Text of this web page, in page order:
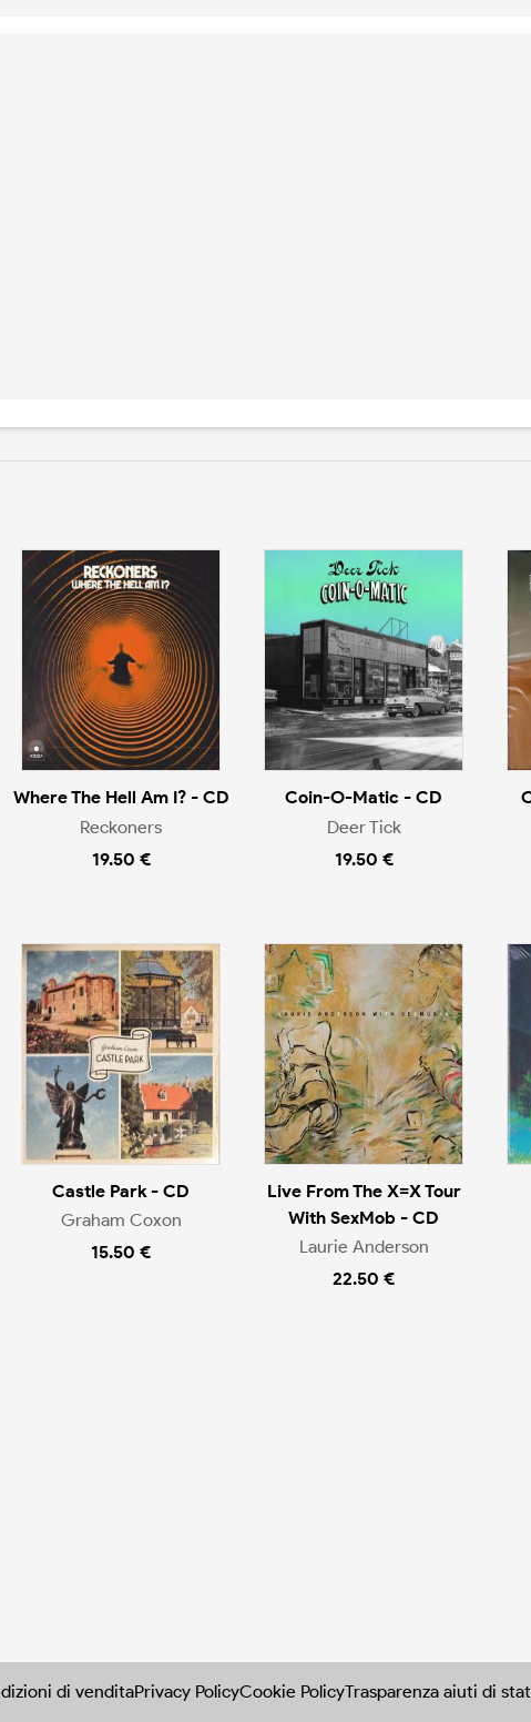
Where The Hell Am I? - CD
Reckoners
19.50 €
Coin-O-Matic - CD
Deer Tick
19.50 €
Castle Park - CD
Graham Coxon
15.50 €
Live From The X=X Tour
With SexMob - CD
Laurie Anderson
22.50 €
di venditaPrivacy PolicyCookie PolicyTrasparenza aiuti di